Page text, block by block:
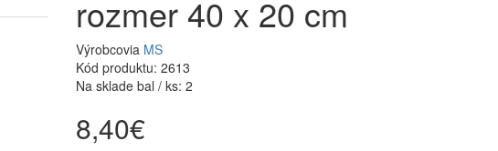
rozmer 40 x 20 cm
Výrobcovia MS
Kód produktu: 2613
Na sklade bal / ks: 2
8,40€